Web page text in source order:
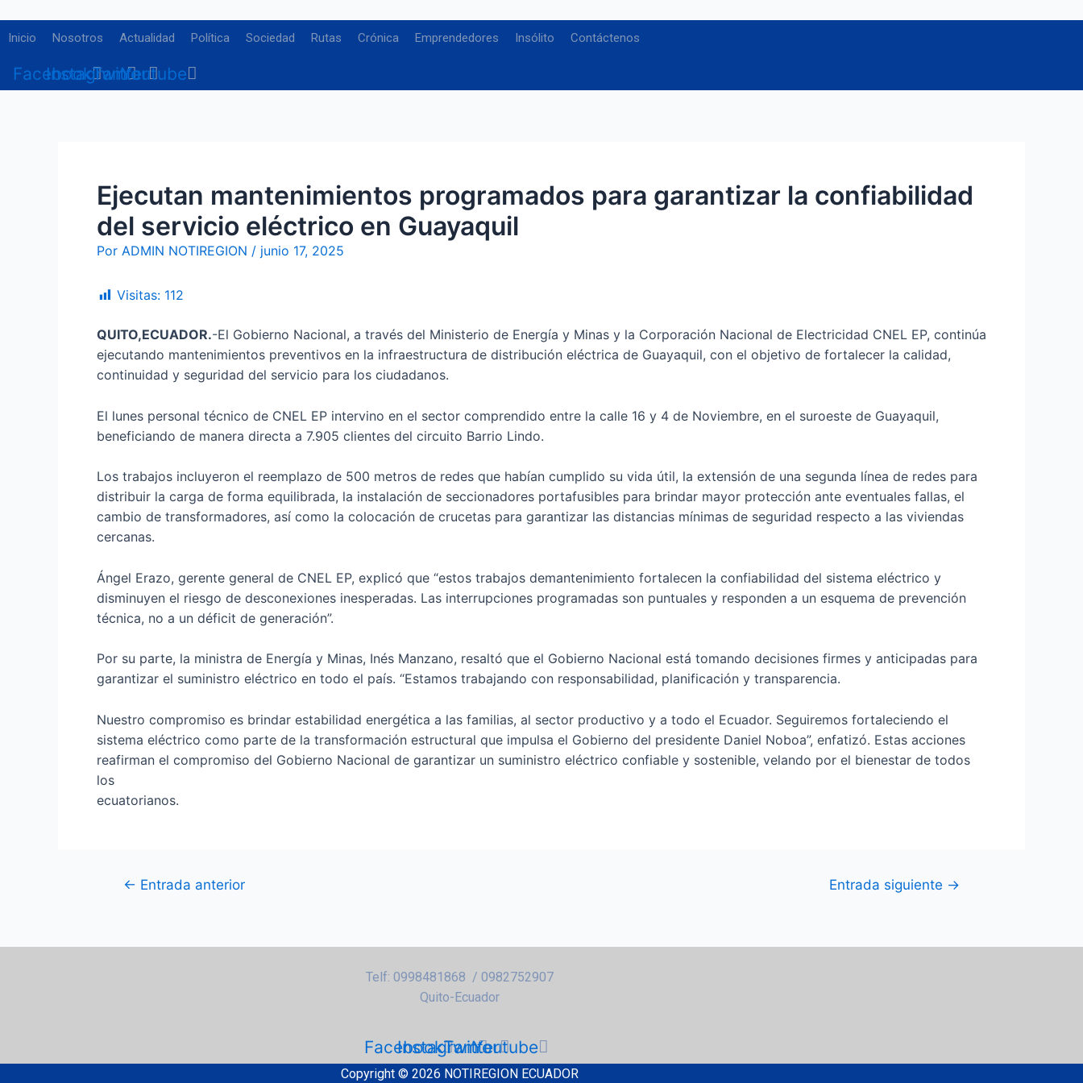
al
Inicio Nosotros Actualidad Política Sociedad Rutas Crónica Emprendedores Insólito Contáctenos
Facebook
Instagram
TwitterYoutube
Ejecutan mantenimientos programados para garantizar la confiabilidad
del servicio eléctrico en Guayaquil
Por ADMIN NOTIREGION / junio 17, 2025
Visitas: 112
QUITO,ECUADOR.-El Gobierno Nacional, a través del Ministerio de Energía y Minas y la Corporación Nacional de Electricidad CNEL EP, continúa
ejecutando mantenimientos preventivos en la infraestructura de distribución eléctrica de Guayaquil, con el objetivo de fortalecer la calidad,
continuidad y seguridad del servicio para los ciudadanos.
El lunes personal técnico de CNEL EP intervino en el sector comprendido entre la calle 16 y 4 de Noviembre, en el suroeste de Guayaquil,
beneficiando de manera directa a 7.905 clientes del circuito Barrio Lindo.
Los trabajos incluyeron el reemplazo de 500 metros de redes que habían cumplido su vida útil, la extensión de una segunda línea de redes para
distribuir la carga de forma equilibrada, la instalación de seccionadores portafusibles para brindar mayor protección ante eventuales fallas, el
cambio de transformadores, así como la colocación de crucetas para garantizar las distancias mínimas de seguridad respecto a las viviendas
cercanas.
Ángel Erazo, gerente general de CNEL EP, explicó que “estos trabajos demantenimiento fortalecen la confiabilidad del sistema eléctrico y
disminuyen el riesgo de desconexiones inesperadas. Las interrupciones programadas son puntuales y responden a un esquema de prevención
técnica, no a un déficit de generación”.
Por su parte, la ministra de Energía y Minas, Inés Manzano, resaltó que el Gobierno Nacional está tomando decisiones firmes y anticipadas para
garantizar el suministro eléctrico en todo el país. “Estamos trabajando con responsabilidad, planificación y transparencia.
Nuestro compromiso es brindar estabilidad energética a las familias, al sector productivo y a todo el Ecuador. Seguiremos fortaleciendo el
sistema eléctrico como parte de la transformación estructural que impulsa el Gobierno del presidente Daniel Noboa”, enfatizó. Estas acciones
reafirman el compromiso del Gobierno Nacional de garantizar un suministro eléctrico confiable y sostenible, velando por el bienestar de todos
los
ecuatorianos.
← Entrada anterior Entrada siguiente →
Telf: 0998481868 / 0982752907
Quito-Ecuador
Facebook
Instagram
TwitterYoutube
Copyright © 2026 NOTIREGION ECUADOR